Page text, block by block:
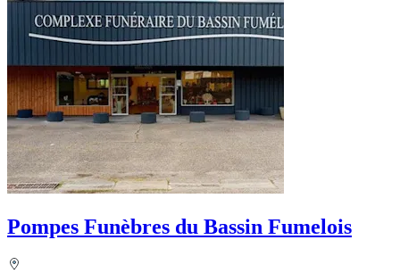
Pompes Funèbres du Bassin Fumelois